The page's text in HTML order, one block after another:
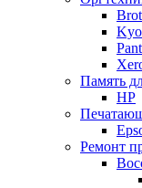
Память
HP
Ремонт